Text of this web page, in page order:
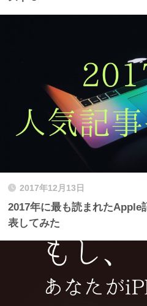
2017年12月13日
2017年に最も読まれたApple
表してみた